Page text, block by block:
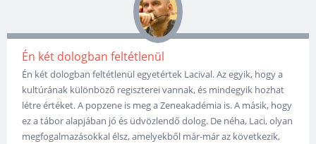
Én két dologban feltétlenül
Én két dologban feltétlenül egyetértek Lacival. Az egyik, hogy a
kultúrának különböző regiszterei vannak, és mindegyik hozhat
létre értéket. A popzene is meg a Zeneakadémia is. A másik, hogy
ez a tábor alapjában jó és üdvözlendő dolog. De néha, Laci, olyan
megfogalmazásokkal élsz, amelyekből már-már az következik,